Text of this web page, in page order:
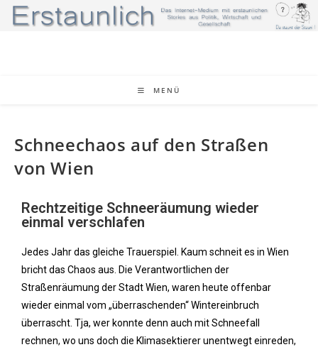
MENÜ
Schneechaos auf den Straßen
von Wien
Rechtzeitige Schneeräumung wieder
einmal verschlafen
Jedes Jahr das gleiche Trauerspiel. Kaum schneit es in Wien
bricht das Chaos aus. Die Verantwortlichen der
Straßenräumung der Stadt Wien, waren heute offenbar
wieder einmal vom „überraschenden“ Wintereinbruch
überrascht. Tja, wer konnte denn auch mit Schneefall
rechnen, wo uns doch die Klimasektierer unentwegt einreden,